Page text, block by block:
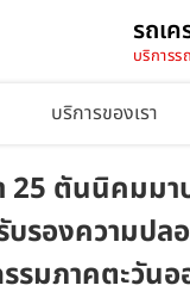
รถเ
บริการร
บริการของเรา
25 ตันนิคมม
บรองความป
รมภาคตะวันอ